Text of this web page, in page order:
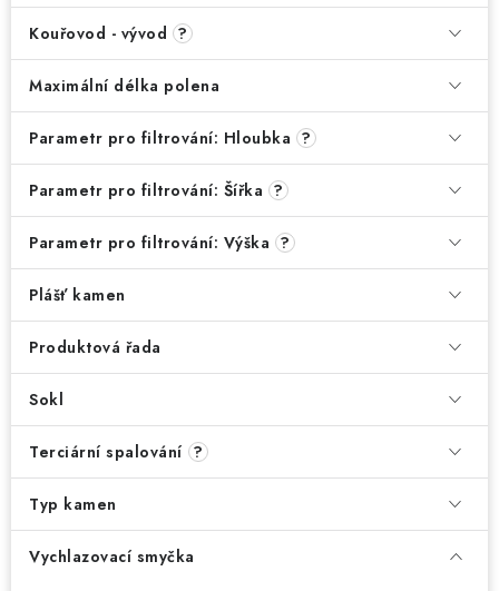
Kouřovod - vývod ?
Maximální délka polena
Parametr pro filtrování: Hloubka ?
Parametr pro filtrování: Šířka ?
Parametr pro filtrování: Výška ?
Plášť kamen
Produktová řada
Sokl
Terciární spalování ?
Typ kamen
Vychlazovací smyčka